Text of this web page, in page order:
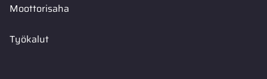
Moottorisaha
Työkalut